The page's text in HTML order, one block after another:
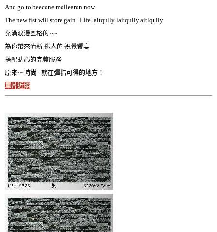
And go to beecone mollearon now
The new fist will store gain Life laitqully laitqully aitlqully
充滿浪漫風格的 ~~
為你帶來清新 迷人的 視覺饗宴
搭配貼心的完整服務
原來~~時尚 就在彈指可得的地方！
單片近照